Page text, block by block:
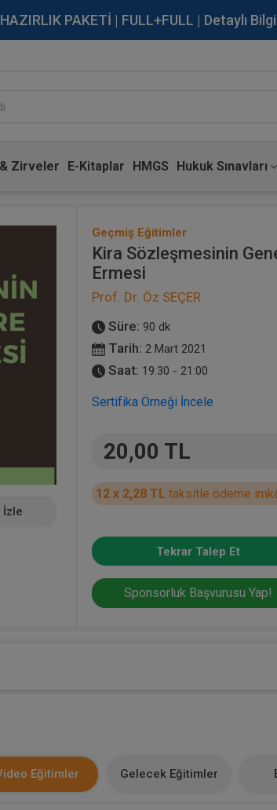
PAKETİ | FULL+FULL | Detaylı
Zirveler E-Kitaplar HMGS Hukuk Sınavları
İzle
Geçmiş Eğitimler
Kira Sözleşmesinin
Ermesi
Prof. Dr. Öz SEÇER
Süre: 90 dk
Tarih: 2 Mart 2021
Saat: 19:30 - 21:00
Sertifika Örneği İncele
20,00 TL
12 x 2,28 TL taksitle ödeme
Tekrar Talep Et
Sponsorluk Başvurusu Yap!
Eğitimler Gelecek Eğitimler